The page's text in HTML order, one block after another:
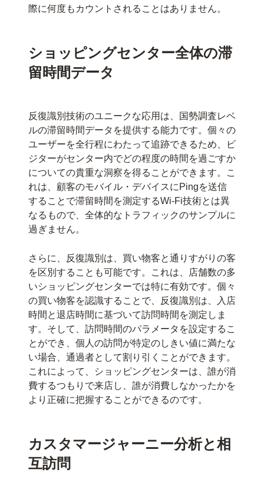
際に何度もカウントされることはありません。
ショッピングセンター全体の滞
留時間データ
反復識別技術のユニークな応用は、国勢調査レベ
ルの滞留時間データを提供する能力です。個々の
ユーザーを全行程にわたって追跡できるため、ビ
ジターがセンター内でどの程度の時間を過ごすか
についての貴重な洞察を得ることができます。こ
れは、顧客のモバイル・デバイスにPingを送信
することで滞留時間を測定するWi-Fi技術とは異
なるもので、全体的なトラフィックのサンプルに
過ぎません。
さらに、反復識別は、買い物客と通りすがりの客
を区別することも可能です。これは、店舗数の多
いショッピングセンターでは特に有効です。個々
の買い物客を認識することで、反復識別は、入店
時間と退店時間に基づいて訪問時間を測定しま
す。そして、訪問時間のパラメータを設定するこ
とができ、個人の訪問が特定のしきい値に満たな
い場合、通過者として割り引くことができます。
これによって、ショッピングセンターは、誰が消
費するつもりで来店し、誰が消費しなかったかを
より正確に把握することができるのです。
カスタマージャーニー分析と相
互訪問